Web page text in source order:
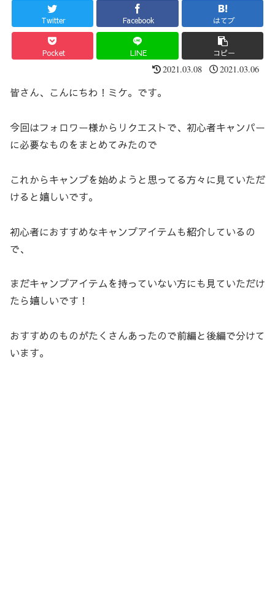
Twitter Facebook はてブ
Pocket LINE コピー
2021.03.08 2021.03.06
皆さん、こんにちわ！ミケ。です。
今回はフォロワー様からリクエストで、初心者キャンパー
に必要なものをまとめてみたので
これからキャンプを始めようと思ってる方々に見ていただ
けると嬉しいです。
初心者におすすめなキャンプアイテムも紹介しているの
で、
まだキャンプアイテムを持っていない方にも見ていただけ
たら嬉しいです！
おすすめのものがたくさんあったので前編と後編で分けて
います。